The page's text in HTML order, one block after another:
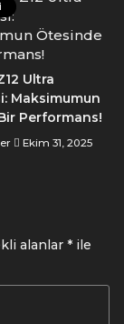
Ultra
Maksimumun
Performans!
Ekim 31, 2025
alanlar * ile